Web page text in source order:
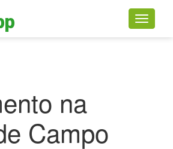
Toggle
na
Campo